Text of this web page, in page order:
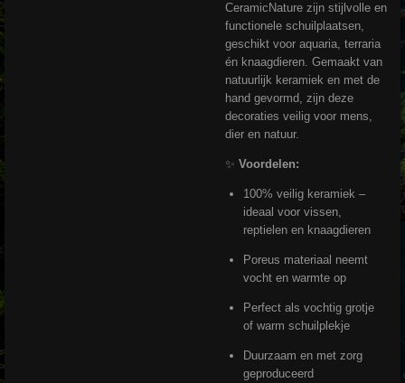
CeramicNature zijn stijlvolle en
functionele schuilplaatsen,
geschikt voor aquaria, terraria
én knaagdieren. Gemaakt van
natuurlijk keramiek en met de
hand gevormd, zijn deze
decoraties veilig voor mens,
dier en natuur.
✨ Voordelen:
100% veilig keramiek –
ideaal voor vissen,
reptielen en knaagdieren
Poreus materiaal neemt
vocht en warmte op
Perfect als vochtig grotje
of warm schuilplekje
Duurzaam en met zorg
geproduceerd